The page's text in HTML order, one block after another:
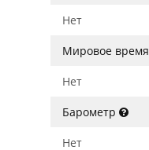
Нет
Мировое время
Нет
Барометр
Нет